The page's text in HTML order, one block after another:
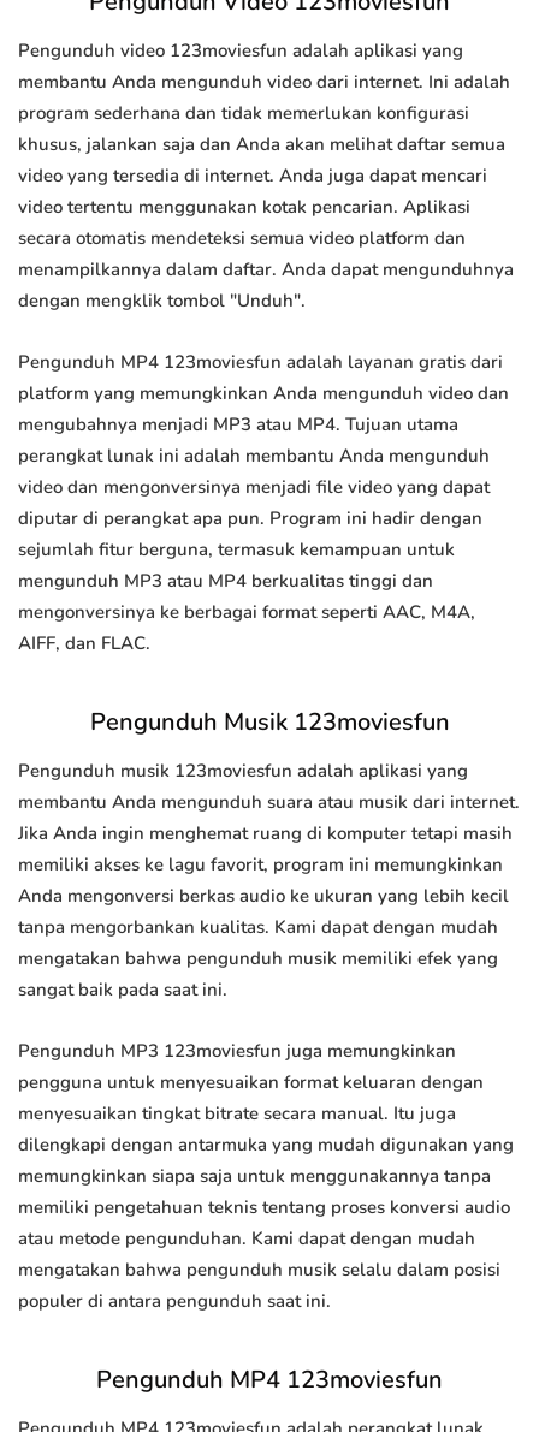
Pengunduh video 123moviesfun adalah aplikasi yang
membantu Anda mengunduh video dari internet. Ini adalah
program sederhana dan tidak memerlukan konfigurasi
khusus, jalankan saja dan Anda akan melihat daftar semua
video yang tersedia di internet. Anda juga dapat mencari
video tertentu menggunakan kotak pencarian. Aplikasi
secara otomatis mendeteksi semua video platform dan
menampilkannya dalam daftar. Anda dapat mengunduhnya
dengan mengklik tombol "Unduh".
Pengunduh MP4 123moviesfun adalah layanan gratis dari
platform yang memungkinkan Anda mengunduh video dan
mengubahnya menjadi MP3 atau MP4. Tujuan utama
perangkat lunak ini adalah membantu Anda mengunduh
video dan mengonversinya menjadi file video yang dapat
diputar di perangkat apa pun. Program ini hadir dengan
sejumlah fitur berguna, termasuk kemampuan untuk
mengunduh MP3 atau MP4 berkualitas tinggi dan
mengonversinya ke berbagai format seperti AAC, M4A,
AIFF, dan FLAC.
Pengunduh Musik 123moviesfun
Pengunduh musik 123moviesfun adalah aplikasi yang
membantu Anda mengunduh suara atau musik dari internet.
Jika Anda ingin menghemat ruang di komputer tetapi masih
memiliki akses ke lagu favorit, program ini memungkinkan
Anda mengonversi berkas audio ke ukuran yang lebih kecil
tanpa mengorbankan kualitas. Kami dapat dengan mudah
mengatakan bahwa pengunduh musik memiliki efek yang
sangat baik pada saat ini.
Pengunduh MP3 123moviesfun juga memungkinkan
pengguna untuk menyesuaikan format keluaran dengan
menyesuaikan tingkat bitrate secara manual. Itu juga
dilengkapi dengan antarmuka yang mudah digunakan yang
memungkinkan siapa saja untuk menggunakannya tanpa
memiliki pengetahuan teknis tentang proses konversi audio
atau metode pengunduhan. Kami dapat dengan mudah
mengatakan bahwa pengunduh musik selalu dalam posisi
populer di antara pengunduh saat ini.
Pengunduh MP4 123moviesfun